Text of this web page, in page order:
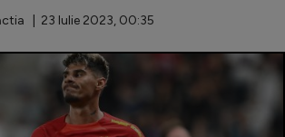
| 23 Iulie 2023, 00:35